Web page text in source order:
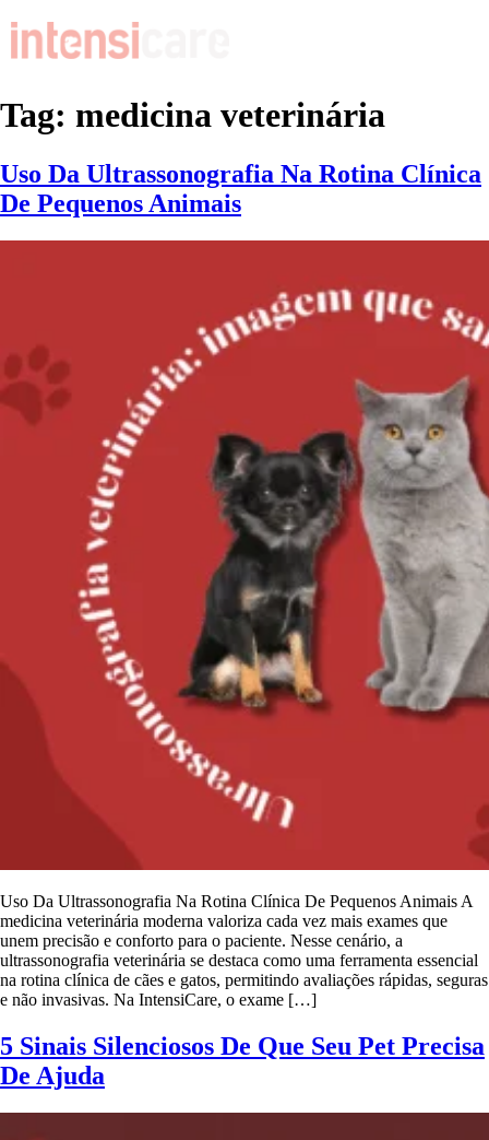
Tag: medicina veterinária
Uso Da Ultrassonografia Na Rotina Clínica
De Pequenos Animais
Uso Da Ultrassonografia Na Rotina Clínica De Pequenos Animais A
medicina veterinária moderna valoriza cada vez mais exames que
unem precisão e conforto para o paciente. Nesse cenário, a
ultrassonografia veterinária se destaca como uma ferramenta essencial
na rotina clínica de cães e gatos, permitindo avaliações rápidas, seguras
e não invasivas. Na IntensiCare, o exame […]
5 Sinais Silenciosos De Que Seu Pet Precisa
De Ajuda